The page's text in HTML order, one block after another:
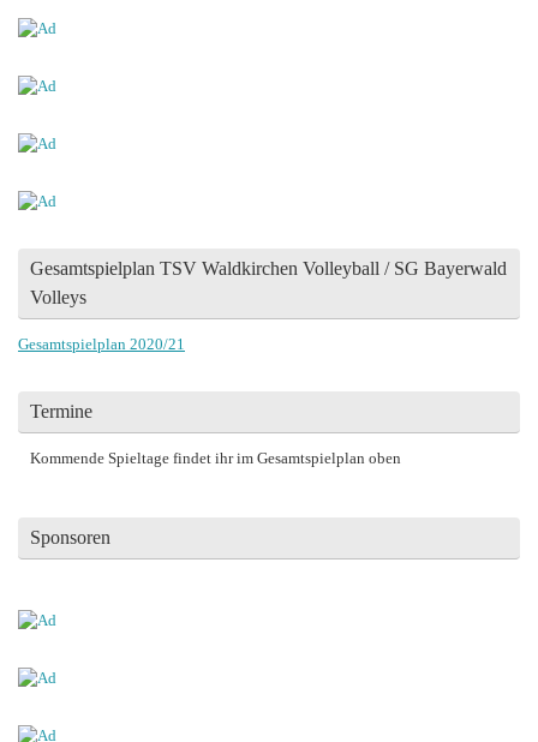
Gesamtspielplan TSV Waldkirchen Volleyball / SG Bayerwald
Volleys
Gesamtspielplan 2020/21
Termine
Kommende Spieltage findet ihr im Gesamtspielplan oben
Sponsoren